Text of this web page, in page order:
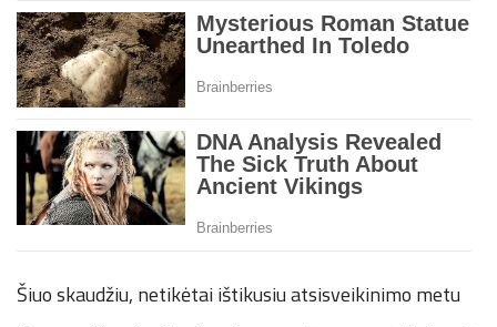
Šiuo skaudžiu, netikėtai ištikusiu atsisveikinimo metu